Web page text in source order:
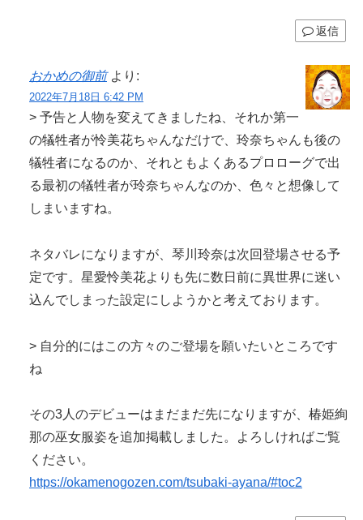
返信
おかめの御前 より:
2022年7月18日 6:42 PM
> 予告と人物を変えてきましたね、それか第一
の犠牲者が怜美花ちゃんなだけで、玲奈ちゃんも後の
犠牲者になるのか、それともよくあるプロローグで出
る最初の犠牲者が玲奈ちゃんなのか、色々と想像して
しまいますね。
ネタバレになりますが、琴川玲奈は次回登場させる予
定です。星愛怜美花よりも先に数日前に異世界に迷い
込んでしまった設定にしようかと考えております。
> 自分的にはこの方々のご登場を願いたいところです
ね
その3人のデビューはまだまだ先になりますが、椿姫絢
那の巫女服姿を追加掲載しました。よろしければご覧
ください。
https://okamenogozen.com/tsubaki-ayana/#toc2